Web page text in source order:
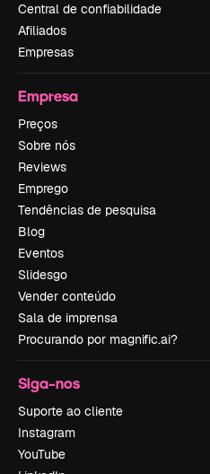
Central de confiabilidade
Afiliados
Empresas
Empresa
Preços
Sobre nós
Reviews
Emprego
Tendências de pesquisa
Blog
Eventos
Slidesgo
Vender conteúdo
Sala de imprensa
Procurando por magnific.ai?
Siga-nos
Suporte ao cliente
Instagram
YouTube